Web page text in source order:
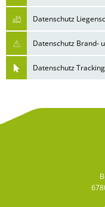
Datenschutz
Datenschutz Brand-
Datenschutz Tracking